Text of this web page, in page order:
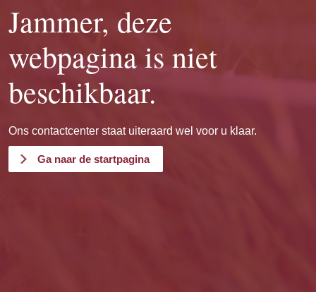
Jammer, deze
webpagina is niet
beschikbaar.
Ons contactcenter staat uiteraard wel voor u klaar.
Ga naar de startpagina